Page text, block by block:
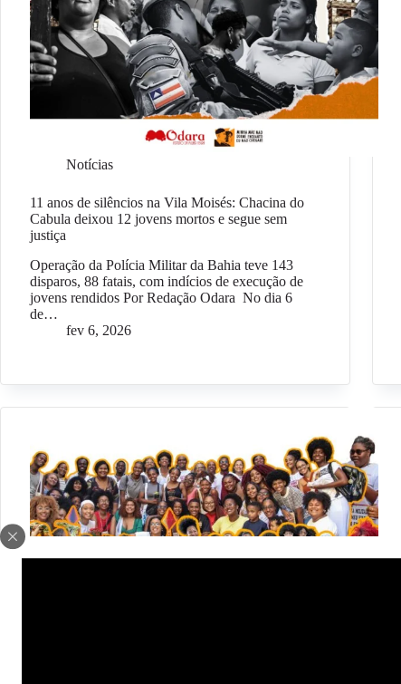
Notícias
11 anos de silêncios na Vila Moisés: Chacina do
Cabula deixou 12 jovens mortos e segue sem
justiça
Operação da Polícia Militar da Bahia teve 143
disparos, 88 fatais, com indícios de execução de
jovens rendidos Por Redação Odara No dia 6
de…
fev 6, 2026